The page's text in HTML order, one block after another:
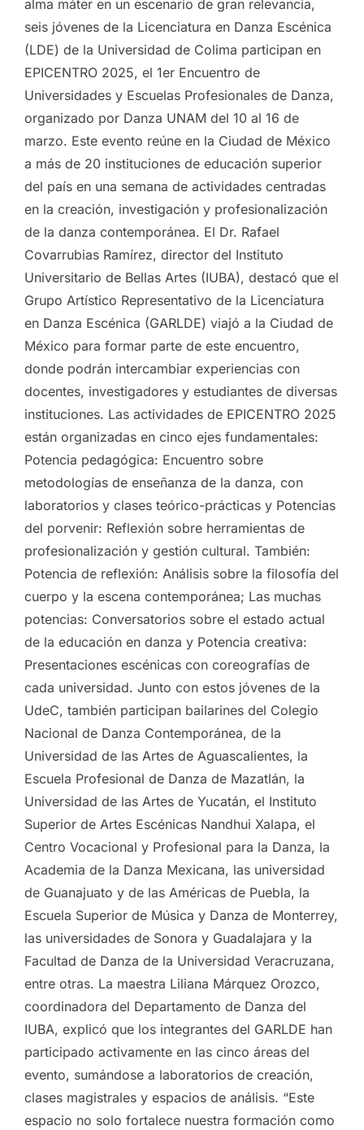
alma máter en un escenario de gran relevancia,
seis jóvenes de la Licenciatura en Danza Escénica
(LDE) de la Universidad de Colima participan en
EPICENTRO 2025, el 1er Encuentro de
Universidades y Escuelas Profesionales de Danza,
organizado por Danza UNAM del 10 al 16 de
marzo. Este evento reúne en la Ciudad de México
a más de 20 instituciones de educación superior
del país en una semana de actividades centradas
en la creación, investigación y profesionalización
de la danza contemporánea. El Dr. Rafael
Covarrubias Ramírez, director del Instituto
Universitario de Bellas Artes (IUBA), destacó que el
Grupo Artístico Representativo de la Licenciatura
en Danza Escénica (GARLDE) viajó a la Ciudad de
México para formar parte de este encuentro,
donde podrán intercambiar experiencias con
docentes, investigadores y estudiantes de diversas
instituciones. Las actividades de EPICENTRO 2025
están organizadas en cinco ejes fundamentales:
Potencia pedagógica: Encuentro sobre
metodologías de enseñanza de la danza, con
laboratorios y clases teórico-prácticas y Potencias
del porvenir: Reflexión sobre herramientas de
profesionalización y gestión cultural. También:
Potencia de reflexión: Análisis sobre la filosofía del
cuerpo y la escena contemporánea; Las muchas
potencias: Conversatorios sobre el estado actual
de la educación en danza y Potencia creativa:
Presentaciones escénicas con coreografías de
cada universidad. Junto con estos jóvenes de la
UdeC, también participan bailarines del Colegio
Nacional de Danza Contemporánea, de la
Universidad de las Artes de Aguascalientes, la
Escuela Profesional de Danza de Mazatlán, la
Universidad de las Artes de Yucatán, el Instituto
Superior de Artes Escénicas Nandhui Xalapa, el
Centro Vocacional y Profesional para la Danza, la
Academia de la Danza Mexicana, las universidad
de Guanajuato y de las Américas de Puebla, la
Escuela Superior de Música y Danza de Monterrey,
las universidades de Sonora y Guadalajara y la
Facultad de Danza de la Universidad Veracruzana,
entre otras. La maestra Liliana Márquez Orozco,
coordinadora del Departamento de Danza del
IUBA, explicó que los integrantes del GARLDE han
participado activamente en las cinco áreas del
evento, sumándose a laboratorios de creación,
clases magistrales y espacios de análisis. “Este
espacio no solo fortalece nuestra formación como